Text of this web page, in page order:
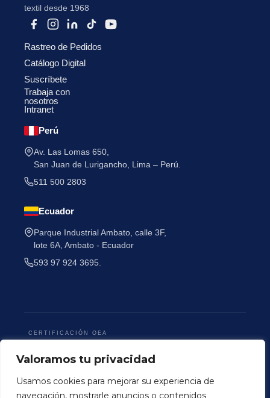
Valoramos tu privacidad
Usamos cookies para mejorar su experiencia de
navegación, mostrarle anuncios o contenidos
textil desde 1968
Rastreo de Pedidos
Catálogo Digital
Suscríbete
Trabaja con
nosotros
Intranet
Perú
Av. Las Lomas 650,
San Juan de Lurigancho, Lima – Perú.
511 500 2803
Ecuador
Parque Industrial Ambato, calle 3F,
lote 6A, Ambato - Ecuador
593 97 924 3695.
CERTIFICACIÓN OEA